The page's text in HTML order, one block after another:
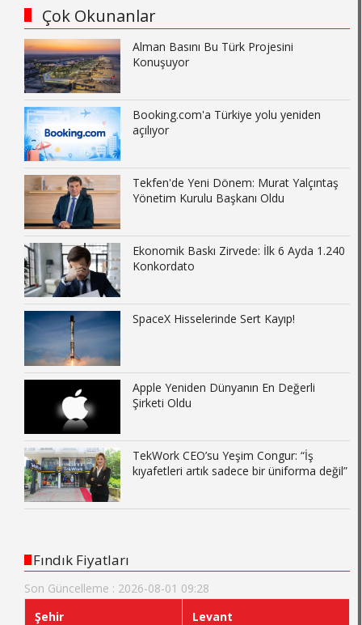
Çok Okunanlar
Alman Basını Bu Türk Projesini
Konuşuyor
Booking.com'a Türkiye yolu yeniden
açılıyor
Tekfen'de Yeni Dönem: Murat Yalçıntaş
Yönetim Kurulu Başkanı Oldu
Ekonomik Baskı Zirvede: İlk 6 Ayda 1.240
Konkordato
SpaceX Hisselerinde Sert Kayıp!
Apple Yeniden Dünyanın En Değerli
Şirketi Oldu
TekWork CEO’su Yeşim Congur: “İş
kıyafetleri artık sadece bir üniforma değil”
Fındık Fiyatları
Son Güncelleme : 2026-08-01 09:28
Şehir
Levant